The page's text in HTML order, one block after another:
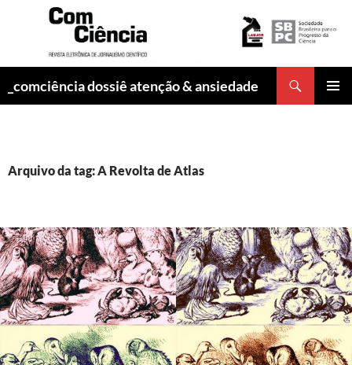
_comciência dossiê atenção & ansiedade
Arquivo da tag: A Revolta de Atlas